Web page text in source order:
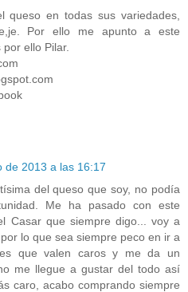
queso en todas sus variedades,
Por ello me apunto a este
ello Pilar.
de 2013 a las 16:17
del queso que soy, no podía
Me ha pasado con este
Casar que siempre digo... voy a
lo que sea siempre peco en ir a
que valen caros y me da un
me llegue a gustar del todo así
caro, acabo comprando siempre